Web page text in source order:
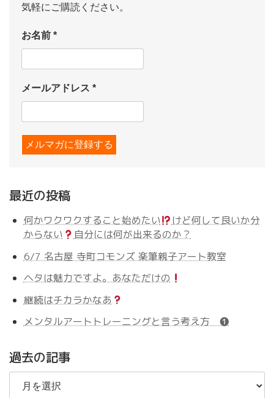
気軽にご購読ください。
お名前 *
メールアドレス *
最近の投稿
何かワクワクすること始めたい
けど何して良いか分
からない
自分には何が出来るのか？
6/7 名古屋 寺町コモンズ 楽筆親子アート教室
ヘタは魅力ですよ。あなただけの
継続はチカラかなあ
メンタルアートトレーニングと言う考え方 ❶
過去の記事
過